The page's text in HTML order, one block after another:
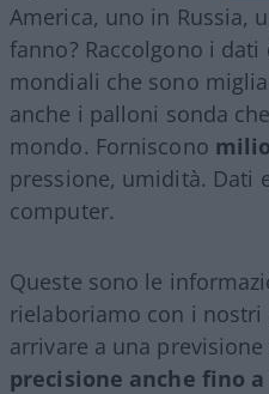
America, uno in Russia,
fanno? Raccolgono i
mondiali che sono
anche i palloni sonda
mondo. Forniscono
pressione, umidità. Dati
computer.
Queste sono le
rielaboriamo con i
arrivare a una previsione
precisione anche fino